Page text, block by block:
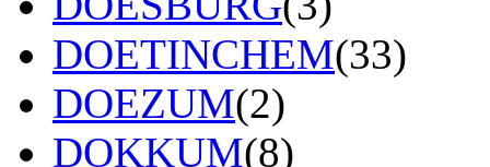
DOETINCHEM(33)
DOEZUM(2)
DOKKUM(8)